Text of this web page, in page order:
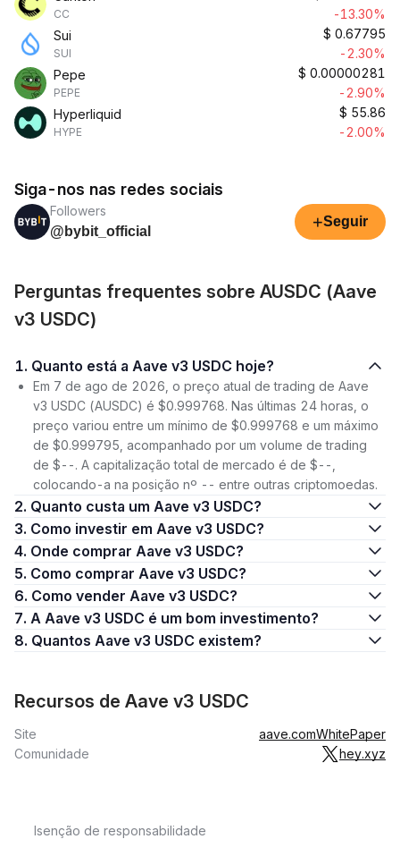
CC
-13.30%
Sui
SUI
$ 0.67795
-2.30%
Pepe
PEPE
$ 0.00000281
-2.90%
Hyperliquid
HYPE
$ 55.86
-2.00%
Siga-nos nas redes sociais
Followers
@bybit_official
+Seguir
Perguntas frequentes sobre AUSDC (Aave
v3 USDC)
1. Quanto está a Aave v3 USDC hoje?
Em 7 de ago de 2026, o preço atual de trading de Aave
v3 USDC (AUSDC) é $0.999768. Nas últimas 24 horas, o
preço variou entre um mínimo de $0.999768 e um máximo
de $0.999795, acompanhado por um volume de trading
de $--. A capitalização total de mercado é de $--,
colocando-a na posição nº -- entre outras criptomoedas.
2. Quanto custa um Aave v3 USDC?
3. Como investir em Aave v3 USDC?
4. Onde comprar Aave v3 USDC?
5. Como comprar Aave v3 USDC?
6. Como vender Aave v3 USDC?
7. A Aave v3 USDC é um bom investimento?
8. Quantos Aave v3 USDC existem?
Recursos de Aave v3 USDC
Site aave.comWhitePaper
Comunidade
hey.xyz
Isenção de responsabilidade